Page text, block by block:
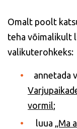
Omalt poolt
teha võimalikult
valikuterohkeks:
annetada
vormil;
luua „Ma